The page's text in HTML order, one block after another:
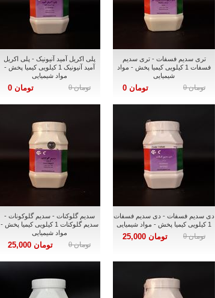
تری سدیم فسفات - تری سدیم
فسفات 1 کیلویی کیمیا پخش - مواد
شیمیایی
تومان 0 تومان 0
پلی اکریل آمید آنیونیک - پلی اکریل
آمید آنیونیک 1 کیلویی کیمیا پخش -
مواد شیمیایی
تومان 0 تومان 0
دی سدیم فسفات - دی سدیم فسفات
1 کیلویی کیمیا پخش - مواد شیمیایی
تومان 0 تومان 25,000
سدیم گلوکنات - سدیم گلوکونات -
سدیم گلوکنات 1 کیلویی کیمیا پخش -
مواد شیمیایی
تومان 0 تومان 25,000